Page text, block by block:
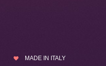
MADE IN ITALY